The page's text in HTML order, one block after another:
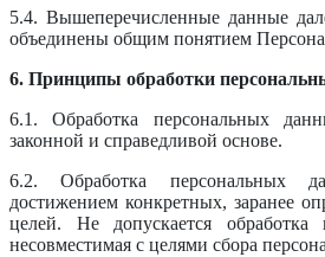
5.4. Вышеперечисленные данные
объединены общим понятием
6. Принципы обработки
6.1. Обработка персональных
законной и справедливой основе.
6.2. Обработка персональных
достижением конкретных, заранее
целей. Не допускается обработка
несовместимая с целями сбора